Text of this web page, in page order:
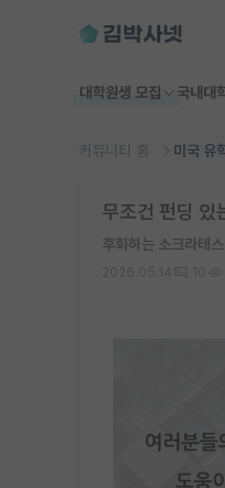
대학원생 모집 국내대
커뮤니티 홈 미국 유
무조건 펀딩 있
후회하는 소크라테스